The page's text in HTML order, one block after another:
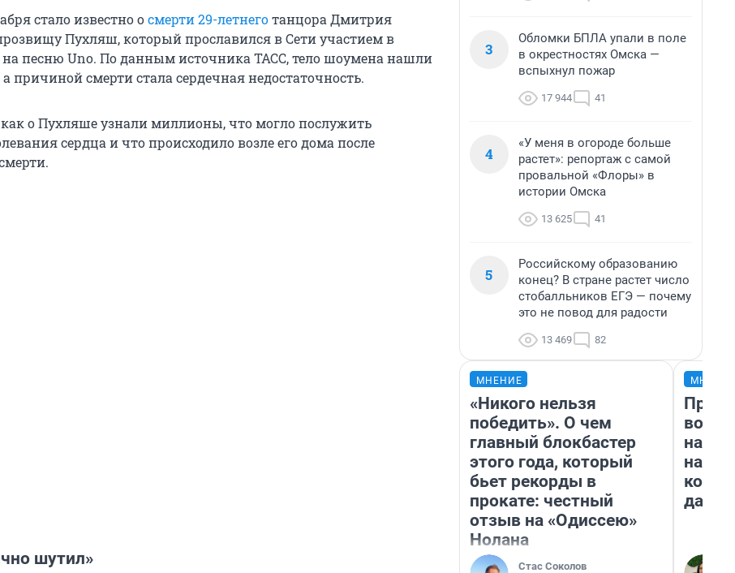
стало известно осмерти 29-летнеготанцора Дмитрия
Пухляш, который прославился в Сети участием в
на песню Uno. По данным источника ТАСС, тело шоумена нашли
а причиной смерти стала сердечная недостаточность.
о Пухляше узнали миллионы, что могло послужить
сердца и что происходило возле его дома после
шутил»
3
Обломки БПЛА упали в поле
в окрестностях Омска —
вспыхнул пожар
17 944 41
4
«У меня в огороде больше
растет»: репортаж с самой
провальной «Флоры» в
истории Омска
13 625 41
5
Российскому образованию
конец? В стране растет число
стобалльников ЕГЭ — почему
это не повод для радости
13 469 82
МНЕНИЕ
«Никого нельзя
победить». О чем
главный блокбастер
этого года, который
бьет рекорды в
прокате: честный
отзыв на «Одиссею»
Нолана
Стас Соколов
нам
даже